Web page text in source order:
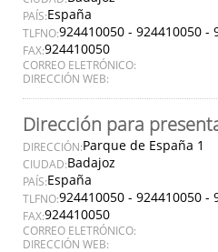
PAÍS:España
TLFNO:924410050 - 924410050 -
FAX:924410050
CORREO ELETRÓNICO:
DIRECCIÓN WEB:
Dirección para
DIRECCIÓN:Parque de España 1
CIUDAD:Badajoz
PAÍS:España
TLFNO:924410050 - 924410050 -
FAX:924410050
CORREO ELETRÓNICO:
DIRECCIÓN WEB: